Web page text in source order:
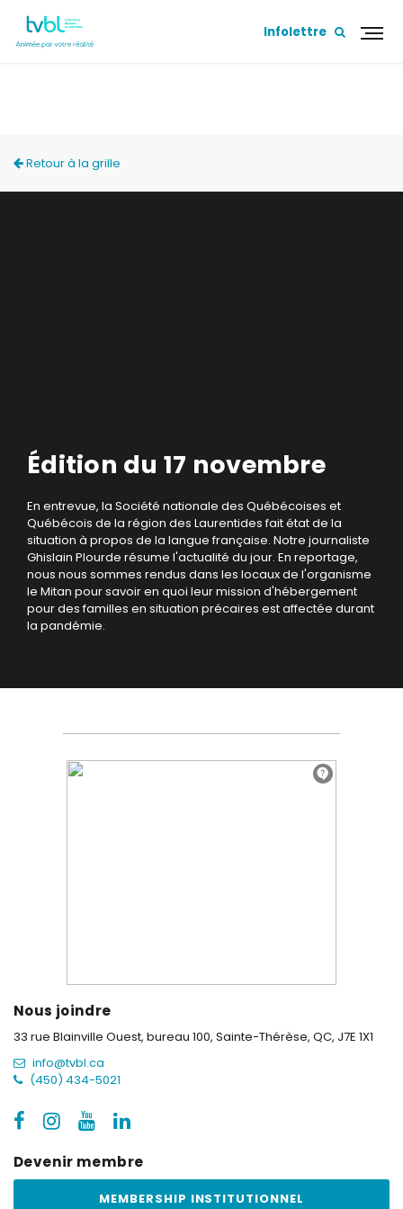
Infolettre
Retour à la grille
Édition du 17 novembre
En entrevue, la Société nationale des Québécoises et
Québécois de la région des Laurentides fait état de la
situation à propos de la langue française. Notre journaliste
Ghislain Plourde résume l'actualité du jour. En reportage,
nous nous sommes rendus dans les locaux de l'organisme
le Mitan pour savoir en quoi leur mission d'hébergement
pour des familles en situation précaires est affectée durant
la pandémie.
Nous joindre
33 rue Blainville Ouest, bureau 100, Sainte-Thérèse, QC, J7E 1X1
info@tvbl.ca
(450) 434-5021
Devenir membre
MEMBERSHIP INSTITUTIONNEL